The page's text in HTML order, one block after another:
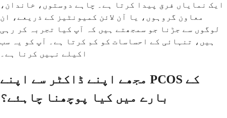
ایک نمایاں فرق پیدا کرتا ہے۔ چاہے دوستوں، خاندان،
معاون گروہوں، یا آن لائن کمیونٹیز کے ذریعے، ان
لوگوں سے جڑنا جو سمجھتے ہیں کہ آپ کیا تجربہ کر رہی
ہیں، تنہائی کے احساسات کو کم کرتا ہے۔ آپ کو یہ سب
اکیلے نہیں کرنا ہے۔
مجھے اپنے ڈاکٹر سے اپنے PCOS کے
بارے میں کیا پوچھنا چاہئے؟